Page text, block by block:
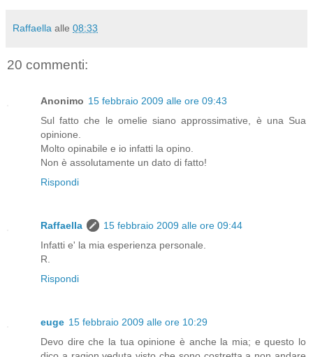
Raffaella alle 08:33
20 commenti:
Anonimo 15 febbraio 2009 alle ore 09:43
Sul fatto che le omelie siano approssimative, è una Sua
opinione.
Molto opinabile e io infatti la opino.
Non è assolutamente un dato di fatto!
Rispondi
Raffaella
15 febbraio 2009 alle ore 09:44
Infatti e' la mia esperienza personale.
R.
Rispondi
euge 15 febbraio 2009 alle ore 10:29
Devo dire che la tua opinione è anche la mia; e questo lo